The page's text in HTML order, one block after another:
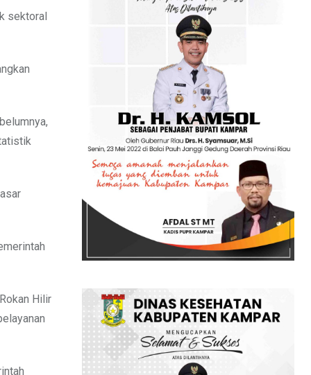
sektoral
Hilir